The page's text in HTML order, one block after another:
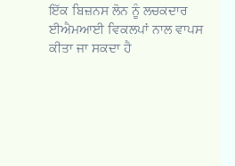
ਇੱਕ ਬਿਜ਼ਨਸ ਲੋਨ ਨੂੰ ਲਚਕਦਾਰ
ਈਐਮਆਈ ਵਿਕਲਪਾਂ ਨਾਲ ਵਾਪਸ
ਕੀਤਾ ਜਾ ਸਕਦਾ ਹੈ